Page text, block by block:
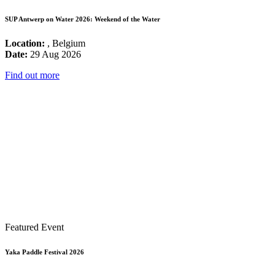
SUP Antwerp on Water 2026: Weekend of the Water
Location: , Belgium
Date: 29 Aug 2026
Find out more
Featured Event
Yaka Paddle Festival 2026